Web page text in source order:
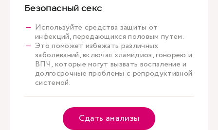
Безопасный секс
Используйте средства защиты от
инфекций, передающихся половым путем.
Это поможет избежать различных
заболеваний, включая хламидиоз, гонорею и
ВПЧ, которые могут вызвать воспаление и
долгосрочные проблемы с репродуктивной
системой.
Сдать анализы